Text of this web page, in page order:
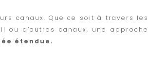
canaux. Que ce soit à travers les
ou d’autres canaux, une approche
étendue.